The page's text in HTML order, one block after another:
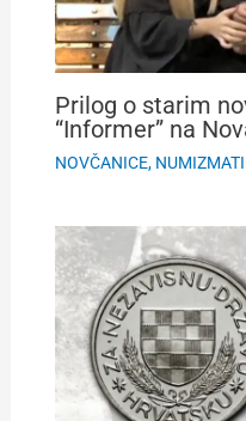
Prilog o starim
“Informer” na
NOVČANICE,